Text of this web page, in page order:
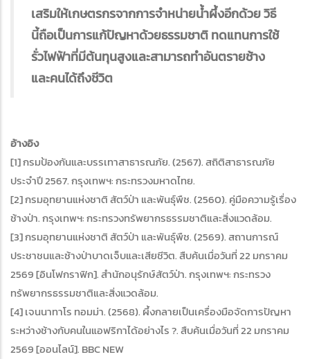
เสริมให้เกษตรกรจากการจำหน่ายน้ำผึ้งอีกด้วย วิธี
นี้ถือเป็นการแก้ปัญหาด้วยธรรมชาติ ทดแทนการใช้
รั่วไฟฟ้าที่มีต้นทุนสูงและสามารถทำอันตรายช้าง
และคนได้ถึงชีวิต
อ้างอิง
[1] กรมป้องกันและบรรเทาสาธารณภัย. (2567). สถิติสาธารณภัย
ประจำปี 2567. กรุงเทพฯ: กระทรวงมหาดไทย.
[2] กรมอุทยานแห่งชาติ สัตว์ป่า และพันธุ์พืช. (2560). คู่มือความรู้เรื่อง
ช้างป่า. กรุงเทพฯ: กระทรวงทรัพยากรธรรมชาติและสิ่งแวดล้อม.
[3] กรมอุทยานแห่งชาติ สัตว์ป่า และพันธุ์พืช. (2569). สถานการณ์
ประชาชนและช้างป่าบาดเจ็บและเสียชีวิต. สืบค้นเมื่อวันที่ 22 มกราคม
2569 [อินโฟกราฟิก]. สำนักอนุรักษ์สัตว์ป่า. กรุงเทพฯ: กระทรวง
ทรัพยากรธรรมชาติและสิ่งแวดล้อม.
[4] เจนนาทาโร ทอมม่า. (2568). ผึ้งกลายเป็นเครื่องมือจัดการปัญหา
ระหว่างช้างกับคนในแอฟริกาได้อย่างไร ?. สืบค้นเมื่อวันที่ 22 มกราคม
2569 [ออนไลน์]. BBC NEW